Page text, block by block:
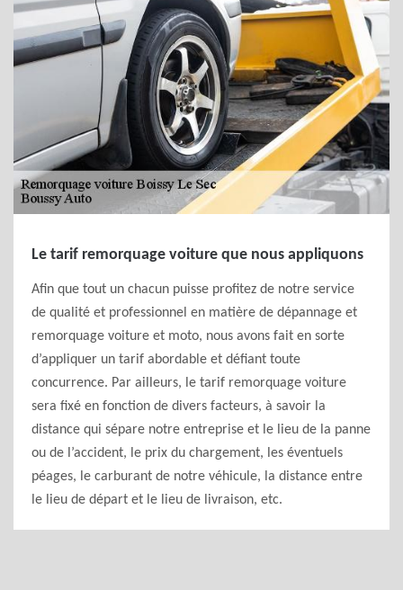
Le tarif remorquage voiture que nous appliquons
Afin que tout un chacun puisse profitez de notre service
de qualité et professionnel en matière de dépannage et
remorquage voiture et moto, nous avons fait en sorte
d’appliquer un tarif abordable et défiant toute
concurrence. Par ailleurs, le tarif remorquage voiture
sera fixé en fonction de divers facteurs, à savoir la
distance qui sépare notre entreprise et le lieu de la panne
ou de l’accident, le prix du chargement, les éventuels
péages, le carburant de notre véhicule, la distance entre
le lieu de départ et le lieu de livraison, etc.